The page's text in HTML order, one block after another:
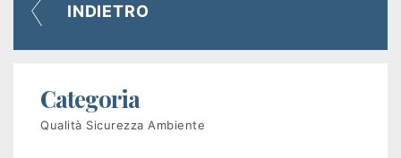
Veneto
(FSE)
Fondimpresa
INDIETRO
Categoria
Qualità Sicurezza Ambiente